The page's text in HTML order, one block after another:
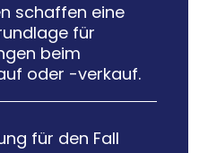
schaffen eine
für
beim
oder -verkauf.
für den Fall